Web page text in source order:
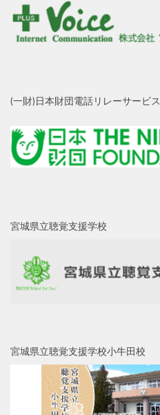
(一財)日本財団電話リレーサービス
宮城県立聴覚支援学校
宮城県立聴覚支援学校小牛田校